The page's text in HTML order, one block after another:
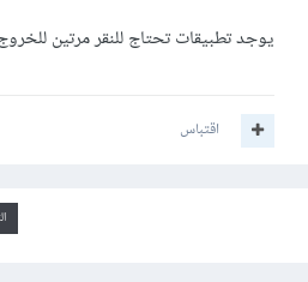
يوجد تطبيقات تحتاج للنقر مرتين
اقتباس